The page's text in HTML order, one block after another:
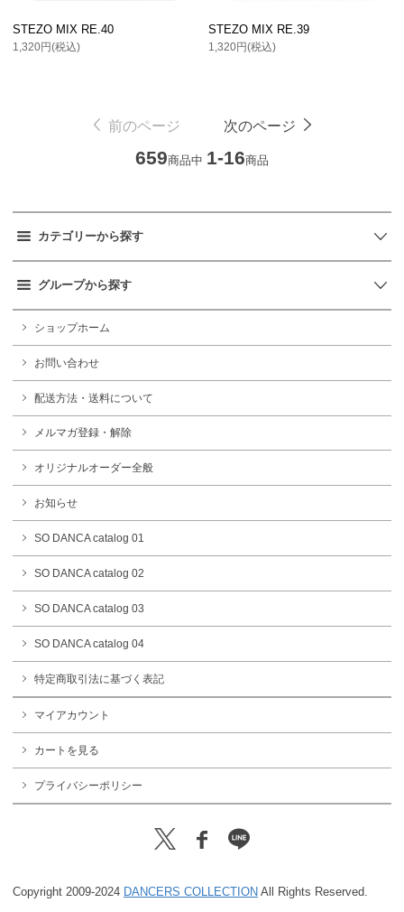
STEZO MIX RE.40
1,320円(税込)
STEZO MIX RE.39
1,320円(税込)
前のページ 次のページ
659商品中 1-16商品
カテゴリーから探す
グループから探す
ショップホーム
お問い合わせ
配送方法・送料について
メルマガ登録・解除
オリジナルオーダー全般
お知らせ
SO DANCA catalog 01
SO DANCA catalog 02
SO DANCA catalog 03
SO DANCA catalog 04
特定商取引法に基づく表記
マイアカウント
カートを見る
プライバシーポリシー
Copyright 2009-2024 DANCERS COLLECTION All Rights Reserved.